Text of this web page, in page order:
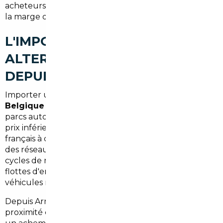
acheteurs de banlieue nord. Le choix est contraint, et
la marge de négociation, quasi nulle.
L'IMPORT EUROPÉEN : UNE
ALTERNATIVE CONCRÈTE
DEPUIS ARNOUVILLE
Importer un véhicule depuis l'
Belgique ou les Pays-Bas
parcs automobiles mieux entretenus, souvent à des
prix inférieurs de
français à caractéristiques équivalentes. Ces pays ont
des réseaux de distribution plus compétitifs et des
cycles de renouvellement plus courts dans les
flottes d'entreprise, ce qui libère régulièrement des
véhicules récents en excellent état.
Depuis Arnouville, la logistique est simplifiée : la
proximité de Paris et des autoroutes A1 et A15 permet